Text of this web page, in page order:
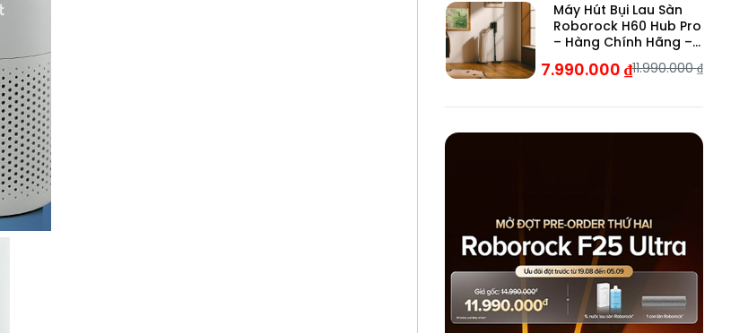
Máy Hút Bụi Lau Sàn
Roborock H60 Hub Pro
– Hàng Chính Hãng –
Bảo Hành 24 Tháng
11.990.000₫
7.990.000 ₫